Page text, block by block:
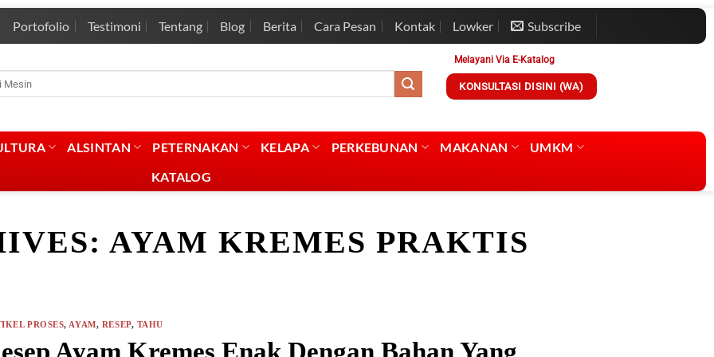
Portofolio Testimoni Tentang Blog Berita Cara Pesan Kontak Lowker Subscribe
Melayani Via E-Katalog
KONSULTASI DISINI (WA)
ALSINTAN PETERNAKAN KELAPA PERKEBUNAN MAKANAN
UMKM
KATALOG
AYAM KREMES PRAKTIS
PROSES, AYAM, RESEP, TAHU
Ayam Kremes Enak Dengan Bahan Yang